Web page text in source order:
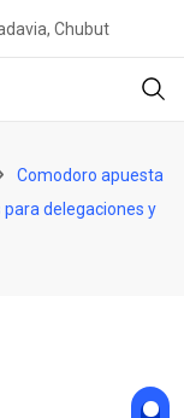
Chubut
Comodoro apuesta
delegaciones y